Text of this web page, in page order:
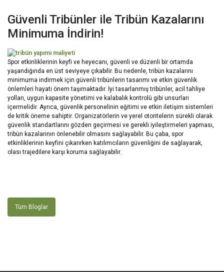
Güvenli Tribünler ile Tribün Kazalarını
Minimuma İndirin!
Spor etkinliklerinin keyfi ve heyecanı, güvenli ve düzenli bir ortamda
yaşandığında en üst seviyeye çıkabilir. Bu nedenle, tribün kazalarını
minimuma indirmek için güvenli tribünlerin tasarımı ve etkin güvenlik
önlemleri hayati önem taşımaktadır. İyi tasarlanmış tribünler, acil tahliye
yolları, uygun kapasite yönetimi ve kalabalık kontrolü gibi unsurları
içermelidir. Ayrıca, güvenlik personelinin eğitimi ve etkin iletişim sistemleri
de kritik öneme sahiptir. Organizatörlerin ve yerel otoritelerin sürekli olarak
güvenlik standartlarını gözden geçirmesi ve gerekli iyileştirmeleri yapması,
tribün kazalarının önlenebilir olmasını sağlayabilir. Bu çaba, spor
etkinliklerinin keyfini çıkarırken katılımcıların güvenliğini de sağlayarak,
olası trajedilere karşı koruma sağlayabilir.
Tüm Bloglar